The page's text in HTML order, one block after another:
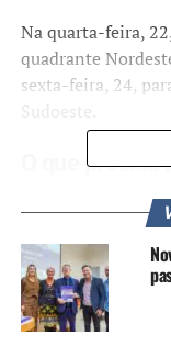
Na quarta-feira,
quadrante
sexta-feira, 24,
O que precisa
É necessário
certidão de
do responsável;
crianças com
nome do